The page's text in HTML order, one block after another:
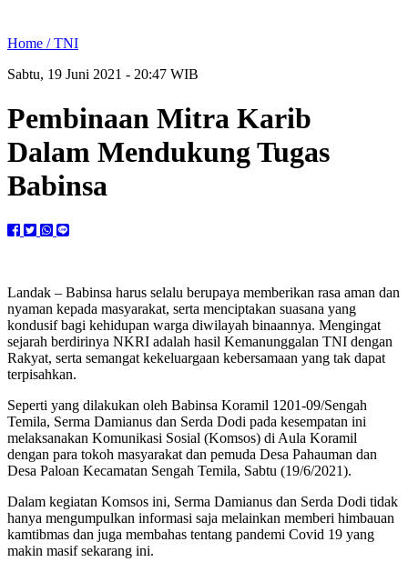
Home /TNI
Sabtu, 19 Juni 2021 - 20:47 WIB
Pembinaan Mitra Karib
Dalam Mendukung Tugas
Babinsa
Landak – Babinsa harus selalu berupaya memberikan rasa aman dan
nyaman kepada masyarakat, serta menciptakan suasana yang
kondusif bagi kehidupan warga diwilayah binaannya. Mengingat
sejarah berdirinya NKRI adalah hasil Kemanunggalan TNI dengan
Rakyat, serta semangat kekeluargaan kebersamaan yang tak dapat
terpisahkan.
Seperti yang dilakukan oleh Babinsa Koramil 1201-09/Sengah
Temila, Serma Damianus dan Serda Dodi pada kesempatan ini
melaksanakan Komunikasi Sosial (Komsos) di Aula Koramil
dengan para tokoh masyarakat dan pemuda Desa Pahauman dan
Desa Paloan Kecamatan Sengah Temila, Sabtu (19/6/2021).
Dalam kegiatan Komsos ini, Serma Damianus dan Serda Dodi tidak
hanya mengumpulkan informasi saja melainkan memberi himbauan
kamtibmas dan juga membahas tentang pandemi Covid 19 yang
makin masif sekarang ini.